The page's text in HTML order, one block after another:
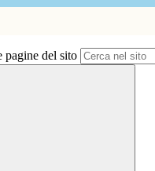
pagine del sito